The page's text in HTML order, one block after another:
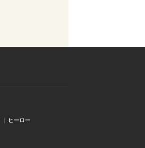
ヒーロー